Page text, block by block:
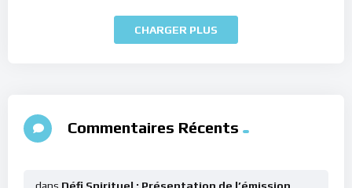
CHARGER PLUS
Commentaires Récents
dans Défi Spirituel : Présentation de l’émission